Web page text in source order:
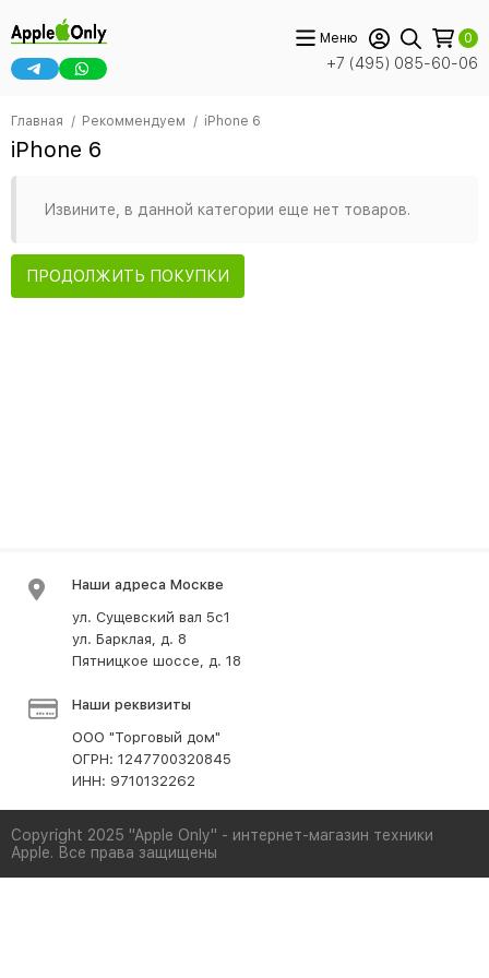
+7 (495) 085-60-06
Меню 0
Главная Рекоммендуем iPhone 6
iPhone 6
Извините, в данной категории еще нет товаров.
ПРОДОЛЖИТЬ ПОКУПКИ
Наши адреса Москве
ул. Сущевский вал 5с1
ул. Барклая, д. 8
Пятницкое шоссе, д. 18
Наши реквизиты
ООО "Торговый дом"
ОГРН: 1247700320845
ИНН: 9710132262
Copyright 2025 "Apple Only" - интернет-магазин техники
Apple. Все права защищены